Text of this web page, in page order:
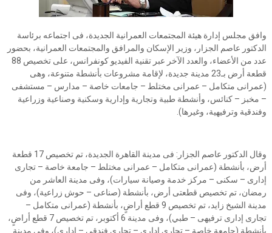
وافق مجلس إدارة هيئة المجتمعات العمرانية الجديدة، فى اجتماعه برئاسة
الدكتور عاصم الجزار، وزير الإسكان والمرافق والمجتمعات العمرانية، بحضور
عدد من الأعضاء، والعدد الآخر عبر تقنية الفيديو كونفرانس، على تخصيص 88
قطعة أرض بـ23 مدينة جديدة، لإقامة مشروعات بأنشطة متنوعة، وهى
(عمرانى متكامل – عمرانى مختلط – جامعات خاصة – مدارس – مستشفى
– مخبز – كنائس، وأنشطة طبية وتجارية وإدارية وسكنية وصناعية وزراعية
وفندقية وترفيهية، وغيرها).
وقال الدكتور عاصم الجزار: فى مدينة القاهرة الجديدة، تم تخصيص 17 قطعة
أرض، بأنشطة (عمرانى متكامل – عمرانى مختلط – جامعة خاصة – تجارى
إدارى – سكنى – مركز خدمة وصيانة سيارات)، وفى مدينة العاشر من
رمضان، تم تخصيص قطعتى أرض، بأنشطة (صناعى – حوش زراعية)، وفى
مدينة الشيخ زايد، تم تخصيص 9 قطع أراضٍ، بأنشطة (عمرانى متكامل –
تجارى إدارى ترفيهى – طبي)، وفى مدينة 6 أكتوبر، تم تخصيص 7 قطع أراضٍ،
بأنشطة (جامعة خاصة – تجارى إدارى – تجارى فندقى – إداري)، وفى مدينة